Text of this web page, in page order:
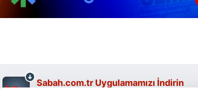
Sabah.com.tr Uygulamamızı İndirin